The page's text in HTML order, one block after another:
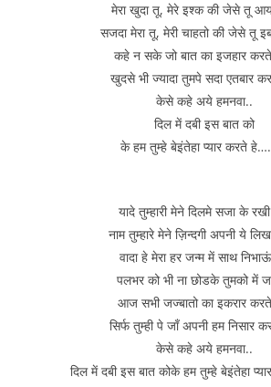
मेरा खुदा तू, मेरे इश्क की जेसे तू
सजदा मेरा तू, मेरी चाहतो की जेसे तू
कहे न सके जो बात का इजहार
खुदसे भी ज्यादा तुमपे सदा एतबार
केसे कहे अये हमनवा..
दिल में दबी इस बात को
के हम तुम्हे बेइंतेहा प्यार करते
यादे तुम्हारी मेने दिलमे सजा के
नाम तुम्हारे मेने ज़िन्दगी अपनी ये
वादा हे मेरा हर जन्म में साथ
पलभर को भी ना छोडके तुमको में
आज सभी जज्बातो का इकरार
सिर्फ तुम्ही पे जाँ अपनी हम निसार
केसे कहे अये हमनवा..
दिल में दबी इस बात कोके हम तुम्हे बेइंतेहा